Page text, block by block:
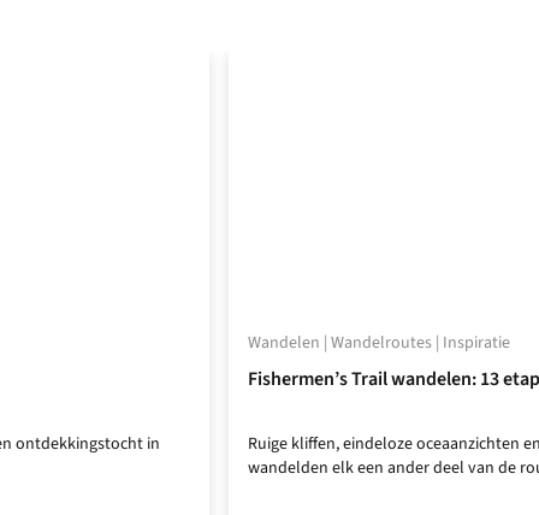
ontdekkingstocht in
Wandelen | Wandelroutes | Inspiratie
Fishermen’s Trail wandelen: 13
Ruige kliffen, eindeloze oceaanzichten
wandelden elk een ander deel van de